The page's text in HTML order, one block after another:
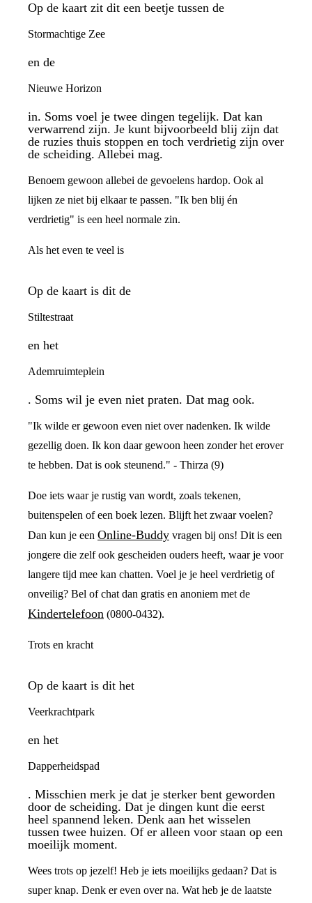
Op de kaart zit dit een beetje tussen de
Stormachtige Zee
en de
Nieuwe Horizon
in. Soms voel je twee dingen tegelijk. Dat kan
verwarrend zijn. Je kunt bijvoorbeeld blij zijn dat
de ruzies thuis stoppen en toch verdrietig zijn over
de scheiding. Allebei mag.
Benoem gewoon allebei de gevoelens hardop. Ook al
lijken ze niet bij elkaar te passen. "Ik ben blij én
verdrietig" is een heel normale zin.
Als het even te veel is
Op de kaart is dit de
Stiltestraat
en het
Ademruimteplein
. Soms wil je even niet praten. Dat mag ook.
"Ik wilde er gewoon even niet over nadenken. Ik wilde
gezellig doen. Ik kon daar gewoon heen zonder het erover
te hebben. Dat is ook steunend." - Thirza (9)
Doe iets waar je rustig van wordt, zoals tekenen,
buitenspelen of een boek lezen. Blijft het zwaar voelen?
Dan kun je een Online-Buddy vragen bij ons! Dit is een
jongere die zelf ook gescheiden ouders heeft, waar je voor
langere tijd mee kan chatten. Voel je je heel verdrietig of
onveilig? Bel of chat dan gratis en anoniem met de
Kindertelefoon (0800-0432).
Trots en kracht
Op de kaart is dit het
Veerkrachtpark
en het
Dapperheidspad
. Misschien merk je dat je sterker bent geworden
door de scheiding. Dat je dingen kunt die eerst
heel spannend leken. Denk aan het wisselen
tussen twee huizen. Of er alleen voor staan op een
moeilijk moment.
Wees trots op jezelf! Heb je iets moeilijks gedaan? Dat is
super knap. Denk er even over na. Wat heb je de laatste